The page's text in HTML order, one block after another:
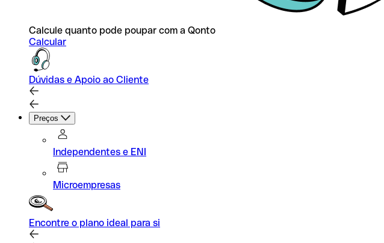
Calcule quanto pode poupar com a Qonto
Calcular
Dúvidas e Apoio ao Cliente
Preços
Independentes e ENI
Microempresas
Encontre o plano ideal para si